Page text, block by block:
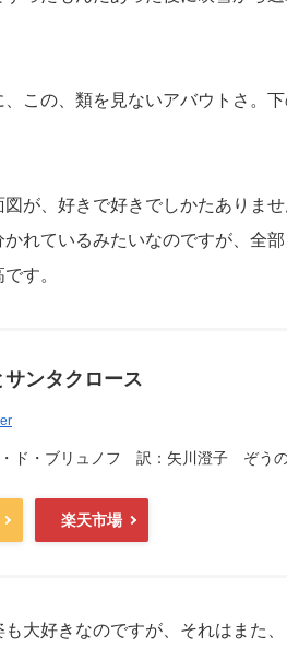
、この、類を見ないアバウトさ。
が、好きで好きでしかたありま
れているみたいなのですが、全
す。
ンタクロース
・ド・ブリュノフ 訳：矢川澄子 ぞう
楽天市場
大好きなのですが、それはまた、